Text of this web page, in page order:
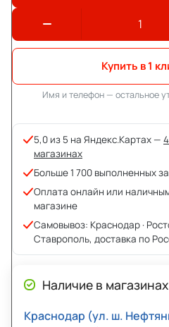
Купить в 1
Имя и телефон — остальное
5,0 из 5 на Яндекс.Картах —
магазинах
Больше 1 700 выполненных
Оплата онлайн или
магазине
Самовывоз: Краснодар ·
Ставрополь, доставка по
Наличие в
Краснодар (ул. ш.